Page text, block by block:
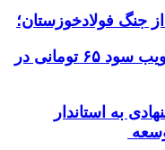
جنگ فولادخوزستان؛
اخبار گروه سرمایه گذاری تصویب سود ۶۵ تومانی در
به استاندار